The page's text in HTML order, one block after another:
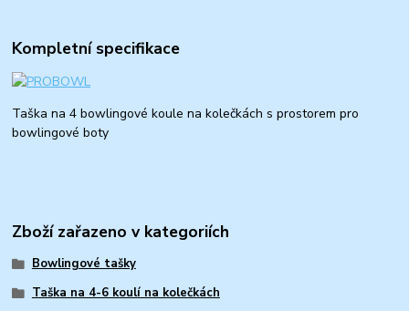
Kompletní specifikace
Taška na 4 bowlingové koule na kolečkách s prostorem pro
bowlingové boty
Zboží zařazeno v kategoriích
Bowlingové tašky
Taška na 4-6 koulí na kolečkách